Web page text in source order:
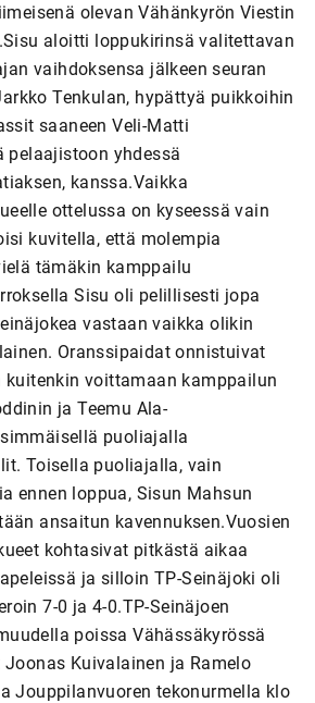
olevan Vähänkyrön Viestin
aloitti loppukirinsä valitettavan
vaihdoksensa jälkeen seuran
Tenkulan, hypättyä puikkoihin
saaneen Veli-Matti
pelaajistoon yhdessä
kanssa.Vaikka
ottelussa on kyseessä vain
kuvitella, että molempia
tämäkin kamppailu
Sisu oli pelillisesti jopa
vastaan vaikka olikin
Oranssipaidat onnistuivat
voittamaan kamppailun
ja Teemu Ala-
puoliajalla
Toisella puoliajalla, vain
ennen loppua, Sisun Mahsun
ansaitun kavennuksen.Vuosien
kohtasivat pitkästä aikaa
ja silloin TP-Seinäjoki oli
7-0 ja 4-0.TP-Seinäjoen
poissa Vähässäkyrössä
Kuivalainen ja Ramelo
Jouppilanvuoren tekonurmella klo